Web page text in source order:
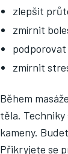
zlepšit
zmírnit
zmírnit
Během
těla. Techniky
kameny.
Přikryjete se